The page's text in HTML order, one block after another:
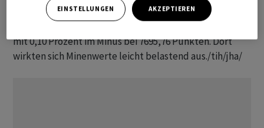
mit 0,10 Prozent im Minus bei 7695,76 Punkten. Dort
wirkten sich Minenwerte leicht belastend aus./tih/jha/
EINSTELLUNGEN AKZEPTIEREN